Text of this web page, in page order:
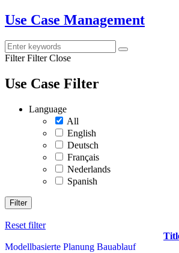
Use Case Management
Filter Filter Close
Use Case Filter
Language
All
English
Deutsch
Français
Nederlands
Spanish
Filter
Reset filter
Modellbasierte Planung Bauablauf